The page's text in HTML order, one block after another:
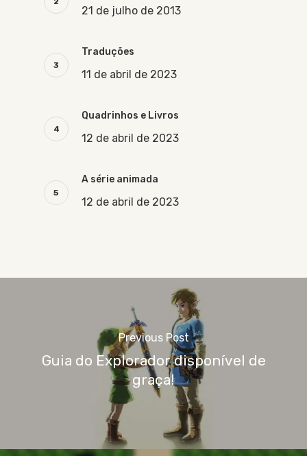
21 de julho de 2013
Traduções
11 de abril de 2023
Quadrinhos e Livros
12 de abril de 2023
A série animada
12 de abril de 2023
Previous Post
Guia do Explorador disponível de
graça!